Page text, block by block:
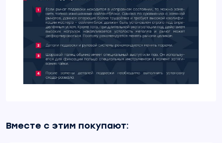
Вместе с этим покупают: